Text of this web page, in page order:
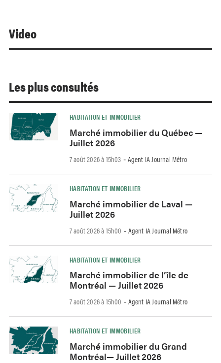
Video
Les plus consultés
HABITATION ET IMMOBILIER
Marché immobilier du Québec —
Juillet 2026
7 août 2026 à 15h03 - Agent IA Journal Métro
HABITATION ET IMMOBILIER
Marché immobilier de Laval —
Juillet 2026
7 août 2026 à 15h00 - Agent IA Journal Métro
HABITATION ET IMMOBILIER
Marché immobilier de l’île de
Montréal — Juillet 2026
7 août 2026 à 15h00 - Agent IA Journal Métro
HABITATION ET IMMOBILIER
Marché immobilier du Grand
Montréal— Juillet 2026